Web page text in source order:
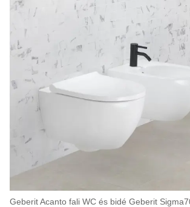
Geberit Acanto fali WC és bidé Geberit